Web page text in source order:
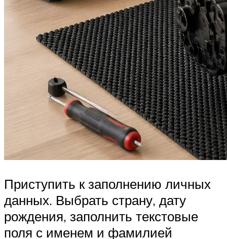
Приступить к заполнению личных
данных. Выбрать страну, дату
рождения, заполнить текстовые
поля с именем и фамилией